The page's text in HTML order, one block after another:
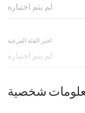
اختر الفئة الفرعية
شخصية